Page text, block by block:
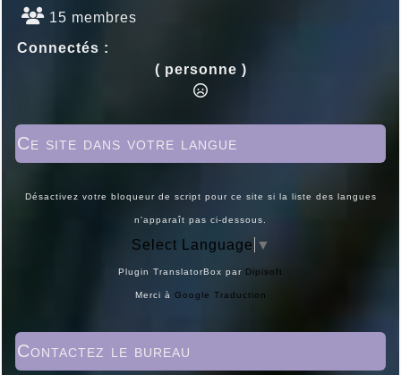
15 membres
Connectés :
( personne )
Ce site dans votre langue
Désactivez votre bloqueur de script pour ce site si la liste des langues
n'apparaît pas ci-dessous.
Select Language ▼
Plugin TranslatorBox par Dipisoft
Merci à Google Traduction
Contactez le bureau